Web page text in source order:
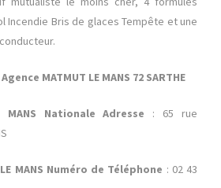
Incendie Bris de glaces Tempête et une
Agence MATMUT LE MANS 72 SARTHE
MANS Nationale Adresse : 65 rue
MANS Numéro de Téléphone : 02 43